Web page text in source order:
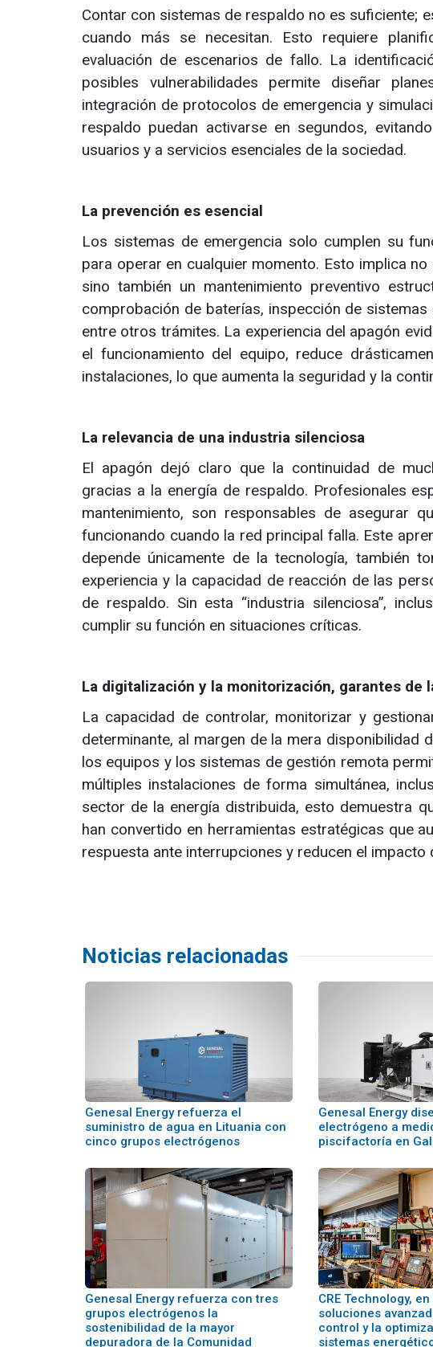
Contar con sistemas de respaldo no es suficiente;
cuando más se necesitan. Esto requiere
evaluación de escenarios de fallo. La
posibles vulnerabilidades permite diseñar
integración de protocolos de emergencia y
respaldo puedan activarse en segundos,
usuarios y a servicios esenciales de la sociedad.
La prevención es esencial
Los sistemas de emergencia solo cumplen su
para operar en cualquier momento. Esto implica
sino también un mantenimiento preventivo
comprobación de baterías, inspección de
entre otros trámites. La experiencia del apagón
el funcionamiento del equipo, reduce
instalaciones, lo que aumenta la seguridad y la
La relevancia de una industria silenciosa
El apagón dejó claro que la continuidad de
gracias a la energía de respaldo. Profesionales
mantenimiento, son responsables de asegurar
funcionando cuando la red principal falla. Este
depende únicamente de la tecnología, también
experiencia y la capacidad de reacción de las
de respaldo. Sin esta “industria silenciosa”,
cumplir su función en situaciones críticas.
La digitalización y la monitorización, garantes de
La capacidad de controlar, monitorizar y
determinante, al margen de la mera disponibilidad
los equipos y los sistemas de gestión remota
múltiples instalaciones de forma simultánea,
sector de la energía distribuida, esto demuestra
han convertido en herramientas estratégicas que
respuesta ante interrupciones y reducen el
Noticias relacionadas
Genesal Energy refuerza el
suministro de agua en Lituania con
cinco grupos electrógenos
Genesal Energy
electrógeno a
piscifactoría en
Genesal Energy refuerza con tres
grupos electrógenos la
sostenibilidad de la mayor
depuradora de la Comunidad
CRE Technology, en
soluciones
control y la
sistemas